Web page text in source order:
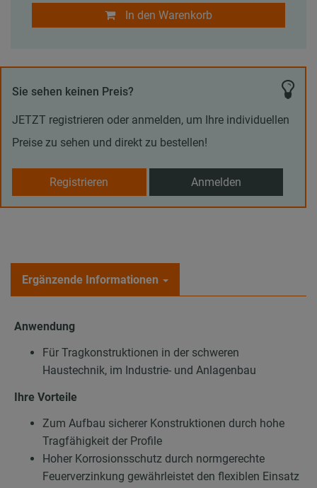
In den Warenkorb
Sie sehen keinen Preis?
JETZT registrieren oder anmelden, um Ihre individuellen
Preise zu sehen und direkt zu bestellen!
Registrieren Anmelden
Ergänzende Informationen
Anwendung
Für Tragkonstruktionen in der schweren
Haustechnik, im Industrie- und Anlagenbau
Ihre Vorteile
Zum Aufbau sicherer Konstruktionen durch hohe
Tragfähigkeit der Profile
Hoher Korrosionsschutz durch normgerechte
Feuerverzinkung gewährleistet den flexiblen Einsatz